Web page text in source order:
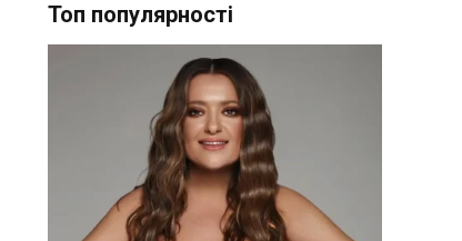
Топ популярності